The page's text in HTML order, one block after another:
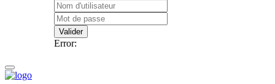
Valider
Error: